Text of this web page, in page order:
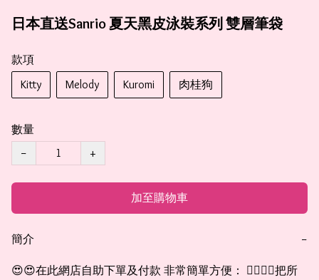
日本直送Sanrio 夏天黑皮泳裝系列 雙層筆袋
款項
Kitty
Melody Kuromi 肉桂狗
數量
−
+
加至購物車
簡介 −
😍😍在此網店自助下單及付款 非常簡單方便： 👉🏻👉🏻把所